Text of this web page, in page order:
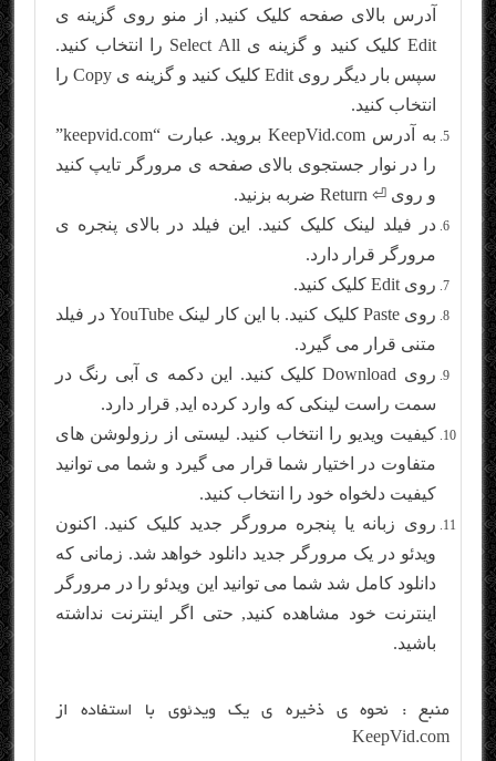
آدرس بالای صفحه کلیک کنید, از منو روی گزینه ی
Edit کلیک کنید و گزینه ی Select All را انتخاب کنید.
سپس بار دیگر روی Edit کلیک کنید و گزینه ی Copy را
انتخاب کنید.
به آدرس KeepVid.com بروید. عبارت “keepvid.com”
را در نوار جستجوی بالای صفحه ی مرورگر تایپ کنید
و روی ⏎ Return ضربه بزنید.
در فیلد لینک کلیک کنید. این فیلد در بالای پنجره ی
مرورگر قرار دارد.
روی Edit کلیک کنید.
روی Paste کلیک کنید. با این کار لینک YouTube در فیلد
متنی قرار می گیرد.
روی Download کلیک کنید. این دکمه ی آبی رنگ در
سمت راست لینکی که وارد کرده اید, قرار دارد.
کیفیت ویدیو را انتخاب کنید. لیستی از رزولوشن های
متفاوت در اختیار شما قرار می گیرد و شما می توانید
کیفیت دلخواه خود را انتخاب کنید.
روی زبانه یا پنجره مرورگر جدید کلیک کنید. اکنون
ویدئو در یک مرورگر جدید دانلود خواهد شد. زمانی که
دانلود کامل شد شما می توانید این ویدئو را در مرورگر
اینترنت خود مشاهده کنید, حتی اگر اینترنت نداشته
باشید.
منبع : نحوه ی ذخیره ی یک ویدئوی با استفاده از
KeepVid.com